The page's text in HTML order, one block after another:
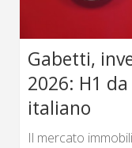
Gabetti,
2026: H1
italiano
Il mercato